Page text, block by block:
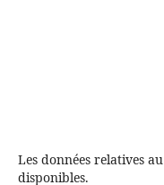
Les données relatives
disponibles.